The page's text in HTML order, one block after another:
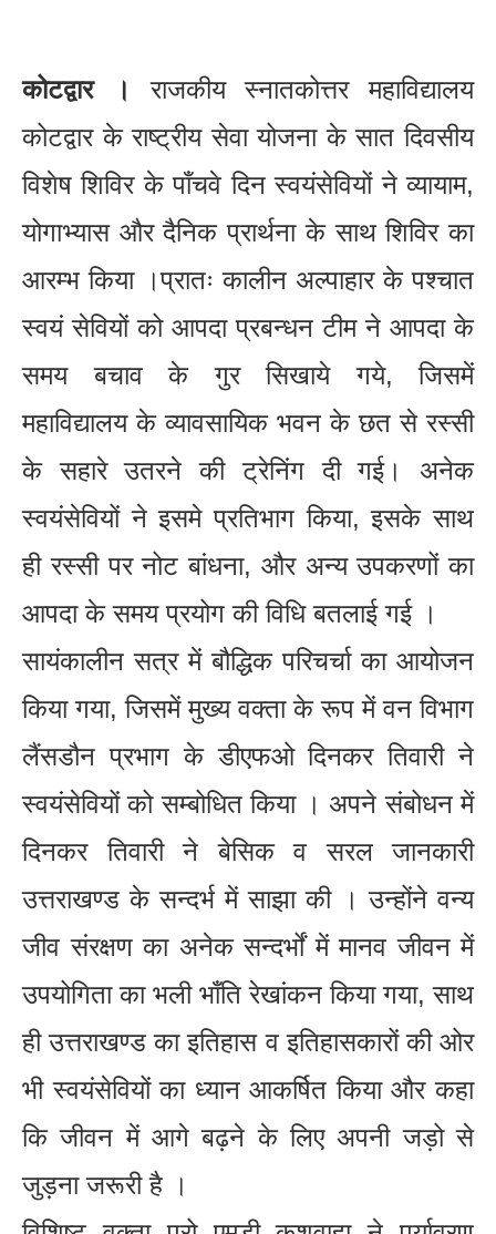
कोटद्वार ।
राजकीय स्नातकोत्तर महाविद्यालय
कोटद्वार के राष्ट्रीय सेवा योजना के सात दिवसीय
विशेष शिविर के पाँचवे दिन स्वयंसेवियों ने व्यायाम,
योगाभ्यास और दैनिक प्रार्थना के साथ शिविर का
आरम्भ किया ।प्रातः कालीन अल्पाहार के पश्चात
स्वयं सेवियों को आपदा प्रबन्धन टीम ने आपदा के
समय बचाव के गुर सिखाये गये, जिसमें
महाविद्यालय के व्यावसायिक भवन के छत से रस्सी
के सहारे उतरने की ट्रेनिंग दी गई। अनेक
स्वयंसेवियों ने इसमे प्रतिभाग किया, इसके साथ
ही रस्सी पर नोट बांधना, और अन्य उपकरणों का
आपदा के समय प्रयोग की विधि बतलाई गई ।
सायंकालीन सत्र में बौद्धिक परिचर्चा का आयोजन
किया गया, जिसमें मुख्य वक्ता के रूप में वन विभाग
लैंसडौन प्रभाग के डीएफओ दिनकर तिवारी ने
स्वयंसेवियों को सम्बोधित किया । अपने संबोधन में
दिनकर तिवारी ने बेसिक व सरल जानकारी
उत्तराखण्ड के सन्दर्भ में साझा की । उन्होंने वन्य
जीव संरक्षण का अनेक सन्दर्भों में मानव जीवन में
उपयोगिता का भली भाँति रेखांकन किया गया, साथ
ही उत्तराखण्ड का इतिहास व इतिहासकारों की ओर
भी स्वयंसेवियों का ध्यान आकर्षित किया और कहा
कि जीवन में आगे बढ़ने के लिए अपनी जड़ो से
जुड़ना जरूरी है ।